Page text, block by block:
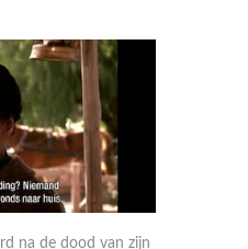
na de dood van zijn